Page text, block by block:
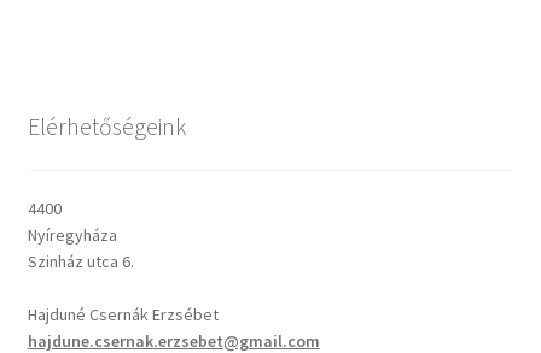
Cseri Kálmán: A kegyelem harmatja
Oswald Chambers: Krisztus mindenek felett
Mindennapi kenyerünk
Elérhetőségeink
4400
Nyíregyháza
Szinház utca 6.
Hajduné Csernák Erzsébet
hajdune.csernak.erzsebet@gmail.com